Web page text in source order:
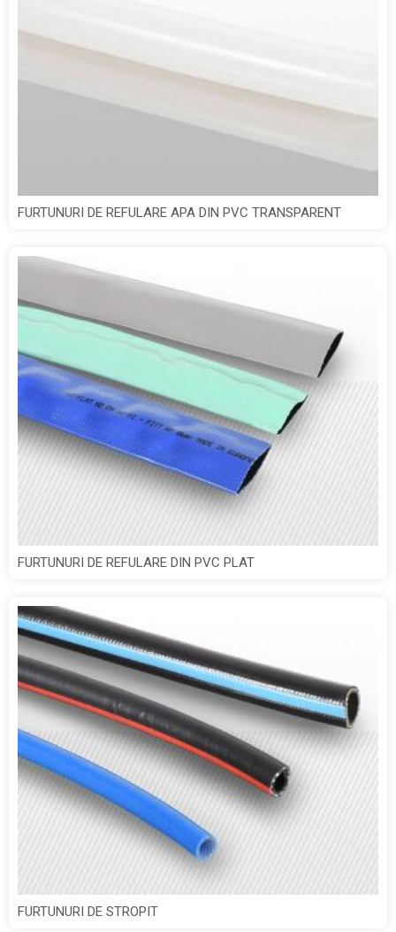
FURTUNURI DE REFULARE APA DIN PVC TRANSPARENT
FURTUNURI DE REFULARE DIN PVC PLAT
FURTUNURI DE STROPIT